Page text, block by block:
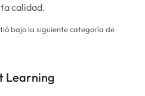
calidad.
bajo la siguiente categoría de
Learning